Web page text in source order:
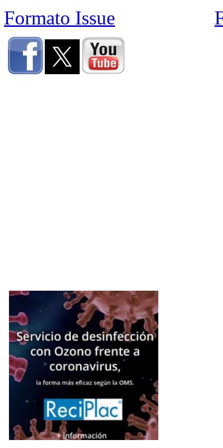
Formato Issue